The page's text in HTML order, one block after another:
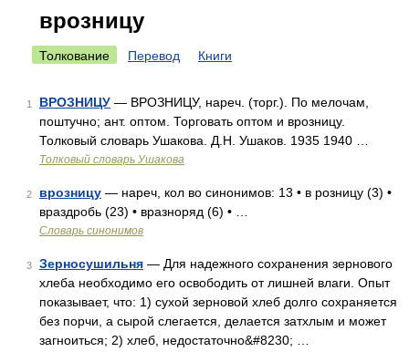
врозницу
Толкование Перевод Книги
1 ВРОЗНИЦУ — ВРОЗНИЦУ, нареч. (торг.). По мелочам,
поштучно; ант. оптом. Торговать оптом и врозницу.
Толковый словарь Ушакова. Д.Н. Ушаков. 1935 1940 …
Толковый словарь Ушакова
2 врозницу — нареч, кол во синонимов: 13 • в розницу (3) •
враздробь (23) • вразноряд (6) • …
Словарь синонимов
3 Зерносушильня — Для надежного сохранения зернового
хлеба необходимо его освободить от лишней влаги. Опыт
показывает, что: 1) сухой зерновой хлеб долго сохраняется
без порчи, а сырой слегается, делается затхлым и может
загноиться; 2) хлеб, недостаточно&#8230; …